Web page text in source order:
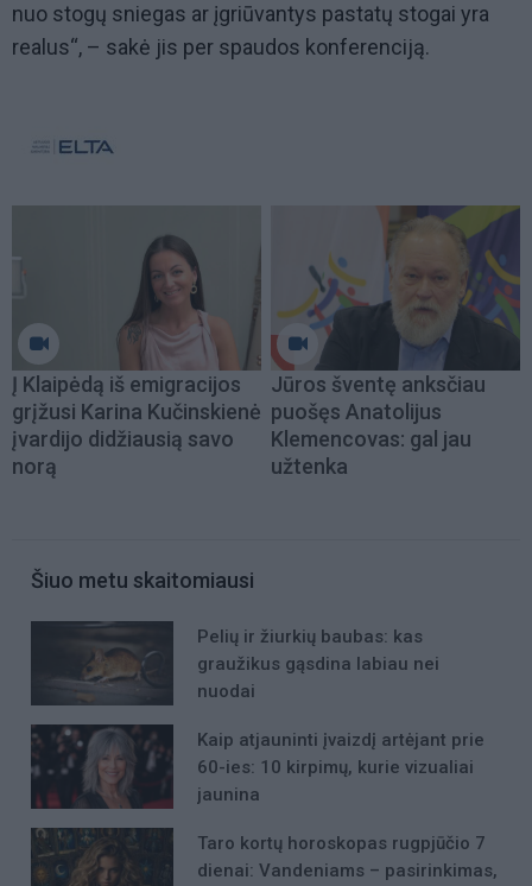
nuo stogų sniegas ar įgriūvantys pastatų stogai yra
realus“, – sakė jis per spaudos konferenciją.
Į Klaipėdą iš emigracijos
grįžusi Karina Kučinskienė
įvardijo didžiausią savo
norą
Jūros šventę anksčiau
puošęs Anatolijus
Klemencovas: gal jau
užtenka
Šiuo metu skaitomiausi
Pelių ir žiurkių baubas: kas
graužikus gąsdina labiau nei
nuodai
Kaip atjauninti įvaizdį artėjant prie
60-ies: 10 kirpimų, kurie vizualiai
jaunina
Taro kortų horoskopas rugpjūčio 7
dienai: Vandeniams – pasirinkimas,